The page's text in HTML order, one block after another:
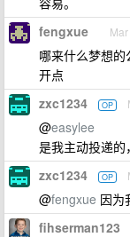
fengxue
哪来什么梦想
开点
zxc1234 OP
@easylee
是我主动投递
zxc1234 OP
@fengxue 因为
fihserman123